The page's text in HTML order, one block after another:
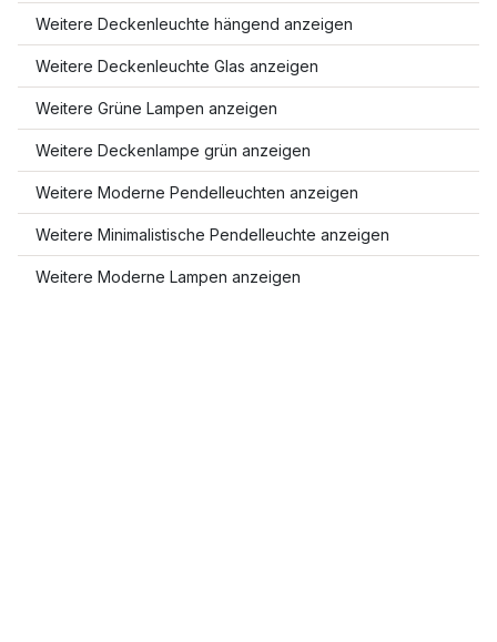
Weitere Deckenleuchte hängend anzeigen
Weitere Deckenleuchte Glas anzeigen
Weitere Grüne Lampen anzeigen
Weitere Deckenlampe grün anzeigen
Weitere Moderne Pendelleuchten anzeigen
Weitere Minimalistische Pendelleuchte anzeigen
Weitere Moderne Lampen anzeigen